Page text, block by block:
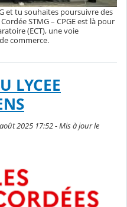
et tu souhaites poursuivre des
STMG – CPGE est là pour
(ECT), une voie
commerce.
LYCEE
2025 17:52 - Mis à jour le